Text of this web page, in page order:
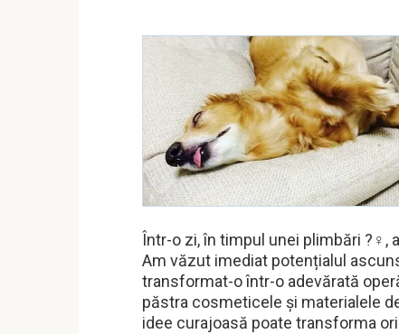
Într-o zi, în timpul unei plimbări ?‍♀️,
Am văzut imediat potențialul
transformat-o într-o adevărată
păstra cosmeticele și materialele
idee curajoasă poate transforma